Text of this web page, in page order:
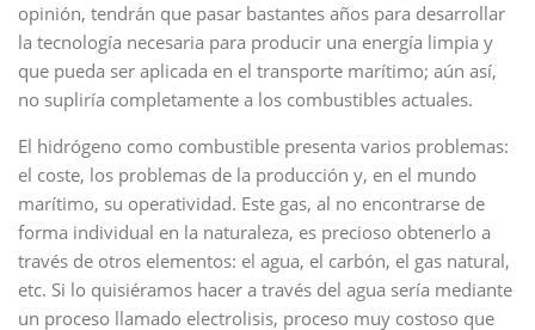
opinión, tendrán que pasar bastantes años para desarrollar
la tecnología necesaria para producir una energía limpia y
que pueda ser aplicada en el transporte marítimo; aún así,
no supliría completamente a los combustibles actuales.
El hidrógeno como combustible presenta varios problemas:
el coste, los problemas de la producción y, en el mundo
marítimo, su operatividad. Este gas, al no encontrarse de
forma individual en la naturaleza, es precioso obtenerlo a
través de otros elementos: el agua, el carbón, el gas natural,
etc. Si lo quisiéramos hacer a través del agua sería mediante
un proceso llamado electrolisis, proceso muy costoso que